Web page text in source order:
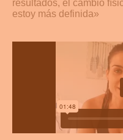
resultados, el cambio
estoy más definida»